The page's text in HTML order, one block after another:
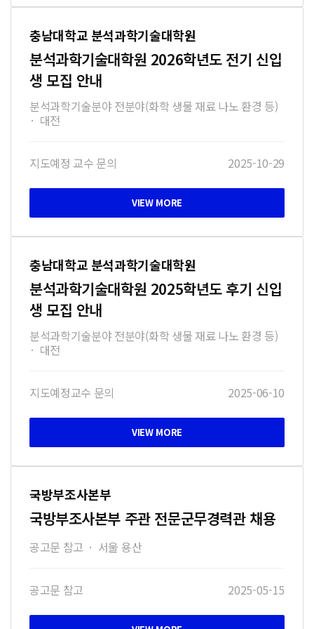
충남대학교 분석과학기술대학원
분석과학기술대학원 2026학년도 전기 신입
생 모집 안내
분석과학기술분야 전분야(화학 생물 재료 나노 환경 등)
· 대전
지도예정 교수 문의 2025-10-29
충남대학교 분석과학기술대학원
분석과학기술대학원 2025학년도 후기 신입
생 모집 안내
분석과학기술분야 전분야(화학 생물 재료 나노 환경 등)
· 대전
지도예정교수 문의 2025-06-10
국방부조사본부
국방부조사본부 주관 전문군무경력관 채용
공고문 참고 · 서울 용산
공고문 참고 2025-05-15